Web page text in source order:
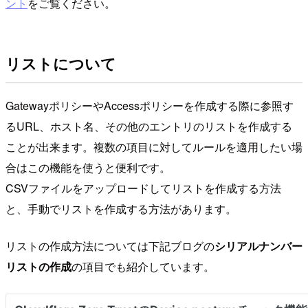
リストについて
GatewayポリシーやAccessポリシーを作成する際に参照す
るURL、ホスト名、その他のエントリのリストを作成する
ことが出来ます。複数の項目に対してルールを適用したい場
合はこの機能を使うと便利です。
CSVファイルをアップロードしてリストを作成する方法
と、手動でリストを作成する方法があります。
リストの作成方法については下記ブログのシリアルナンバー
リストの作成の項目でも紹介しています。